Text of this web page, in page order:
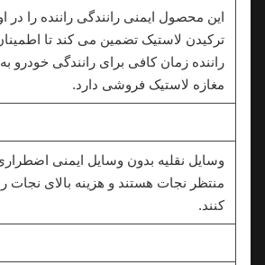
این محصول ایمنی رانندگی راننده را در اولین
ترکیدن لاستیک تضمین می کند تا اطمینان
راننده زمان کافی برای رانندگی خودرو به
مغازه لاستیک فروشی دارد.
وسایل نقلیه بدون وسایل ایمنی اضطراری ضد
منتظر نجات هستند و هزینه بالای نجات را